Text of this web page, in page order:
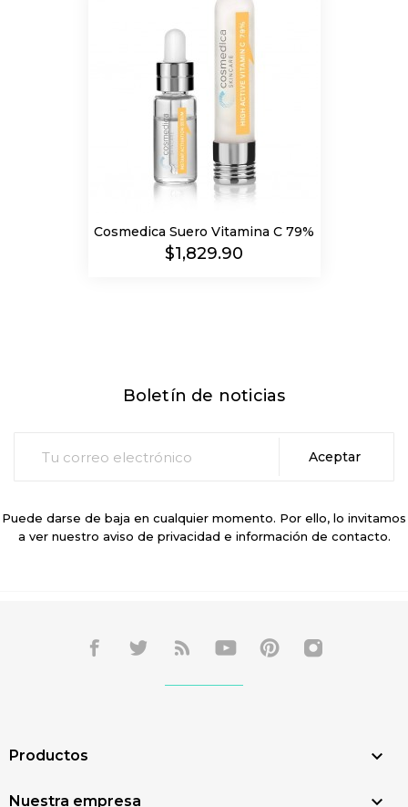
Cosmedica Suero Vitamina C 79%
Precio
$1,829.90
Boletín de noticias
Puede darse de baja en cualquier momento. Por ello, lo invitamos
a ver nuestro aviso de privacidad e información de contacto.
Productos 
Nuestra empresa 